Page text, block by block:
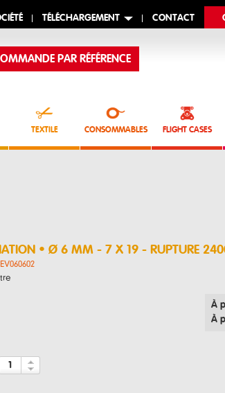
TÉLÉCHARGEMENT CONTACT
PAR RÉFÉRENCE
TEXTILE CONSOMMABLES FLIGHT CASES
• Ø 6 MM - 7 X 19 - RUPTURE
LEV060602
À
À